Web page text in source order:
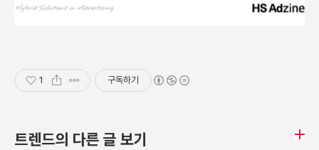
1 구독하기
트렌드의 다른 글 보기